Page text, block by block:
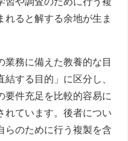
れると解する余地が生ま
業務に備えた教養的な目
する目的」に区分し、
要件充足を比較的容易に
れています。後者につい
らのために行う複製を含